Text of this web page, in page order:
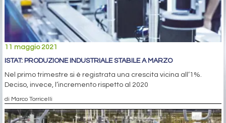
11 maggio 2021
ISTAT: PRODUZIONE INDUSTRIALE STABILE A MARZO
Nel primo trimestre si è registrata una crescita vicina all’1%.
Deciso, invece, l’incremento rispetto al 2020
di Marco Torricelli